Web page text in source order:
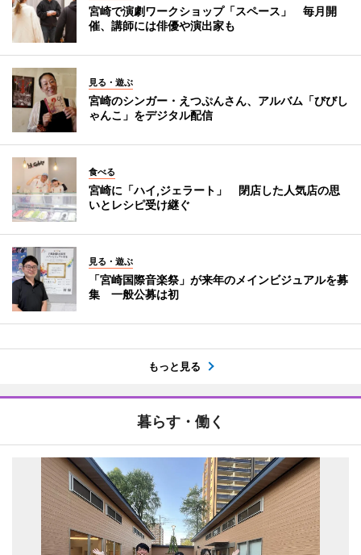
宮崎で演劇ワークショップ「スペース」 毎月開
催、講師には俳優や演出家も
見る・遊ぶ
宮崎のシンガー・えつぷんさん、アルバム「びびし
ゃんこ」をデジタル配信
食べる
宮崎に「ハイ,ジェラート」 閉店した人気店の思
いとレシピ受け継ぐ
見る・遊ぶ
「宮崎国際音楽祭」が来年のメインビジュアルを募
集 一般公募は初
もっと見る
暮らす・働く